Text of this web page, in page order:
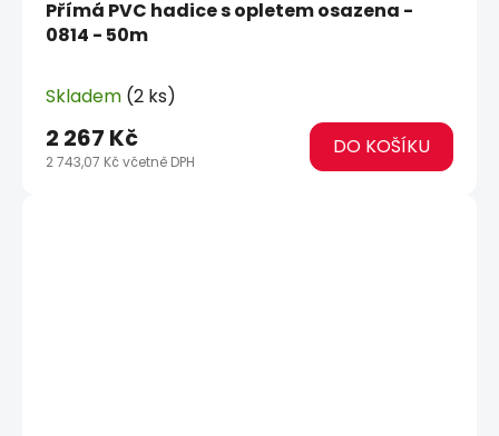
Přímá PVC hadice s opletem osazena -
0814 - 50m
Skladem (2 ks)
2 743,07 Kč včetně DPH
2 267 Kč DO KOŠÍKU